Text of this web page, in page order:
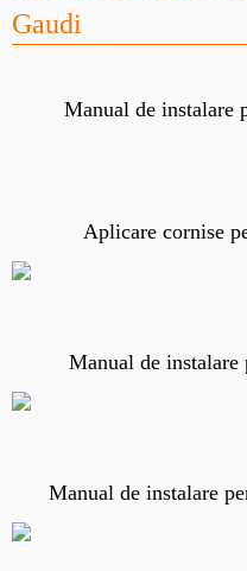
Gaudi
Manual de instalare
Aplicare cornise
Manual de instalare
Manual de instalare